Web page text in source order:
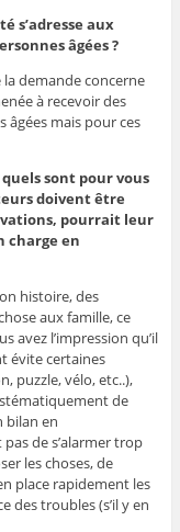
s’adresse aux
âgées ?
demande concerne
à recevoir des
âgées mais pour ces
sont pour vous
doivent être
pourrait leur
charge en
histoire, des
aux famille, ce
avez l’impression qu’il
évite certaines
puzzle, vélo, etc..),
de
bilan en
de s’alarmer trop
les choses, de
place rapidement les
des troubles (s’il y en